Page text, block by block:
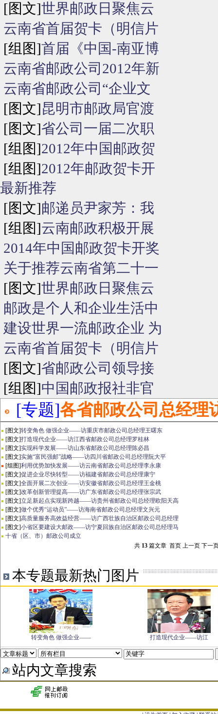
[图文]世界邮政日聚焦云
云南省首届贺卡（明信片
[组图]首届《中国-南亚博
云南省邮政公司2012年新
云南省邮政公司“企业文
[图文]昆明市邮政局官渡
[图文]省公司一届二次职
[组图]2012年中国邮政贺
[组图]2012年邮政贺卡开
最新推荐
[图文]邮递员尹家芳：我
[组图]云南邮政积极开展
2014年中国邮政贺卡开奖
关于推荐云南省第二十一
[图文]世界邮政日聚焦云
邮政是个人和企业生活中
建设世界一流邮政企业 为
云南省首届贺卡（明信片
[图文]省邮政公司领导接
[组图]中国邮政报社非官
[专题]各省邮政公司总经理
[图文]转变角色 做强企业——访重庆市邮政公司总经理王曙东
[图文]打造现代企业——访江西省邮政公司总经理罗桂林
[图文]实现科学发展——访山东省邮政公司总经理陈必昌
[图文]实施“富民强邮”战略——访四川省邮政公司总经理阮大平
[组图]利用优势加快发展——访云南省邮政公司总经理李永康
[图文]促进企业尽快转型——访福建省邮政公司总经理康宁
[图文]全面开展二次创业——访安徽省邮政公司总经理王金桃
[图文]改革创新管理提高——访广东省邮政公司总经理张宗武
[图文]立足新起点实现新跨越——访贵州省邮政公司总经理欧阳天高
[图文]做个优秀“运动员”——访海南省邮政公司总经理文兴元
[图文]高质量服务高效益经营——访广西壮族自治区邮政公司总经理
[图文]小省区要建设大邮政——访宁夏回族自治区邮政公司总经理马
十省（区、市）邮政公司成立
共 13篇文章 首页 上一页 下一
本专题最新热门图片
转变角色 做强企业—— 打造现代企业——访江
站内文章搜索